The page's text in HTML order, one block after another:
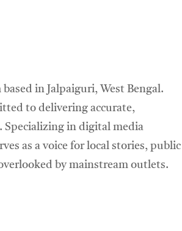
in Jalpaiguri, West Bengal.
to delivering accurate,
in digital media
as a voice for local stories, public
by mainstream outlets.